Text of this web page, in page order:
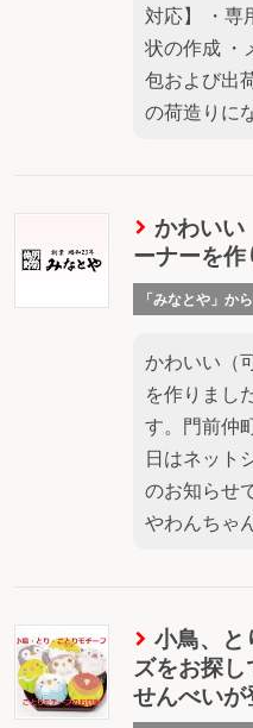
対応】 ・専
状の作成 ・
包および出
の荷造りに
かわいい
ーナーを作
「みなとや」か
かわいい（
を作りまし
す。門前仲
日はネット
のお知らせ
やわんちゃ
小鳥、と
ズをお探
せんべいが